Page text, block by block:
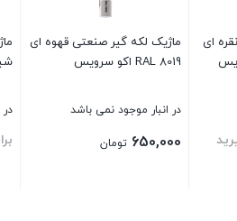
قهوه ای
ماژیک لکه گیر صنعتی
در انبار موجود نمی باشد
برای قیمت تماس بگیرید